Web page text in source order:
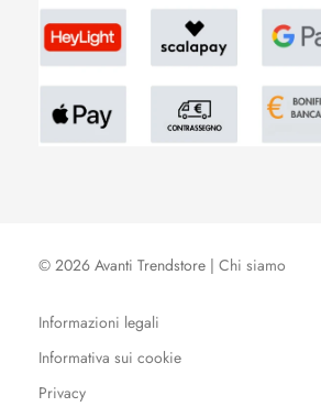
© 2026 Avanti Trendstore | Chi siamo
Informazioni legali
Informativa sui cookie
Privacy